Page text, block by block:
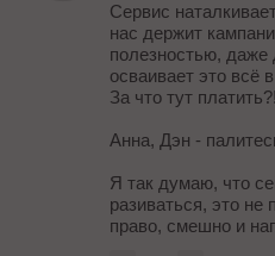
Сервис
нас держит
полезностью, даже
осваивает это всё
За что тут платить?!
Анна, Дэн -
Я так думаю, что
разиваться, это не
право, смешно и